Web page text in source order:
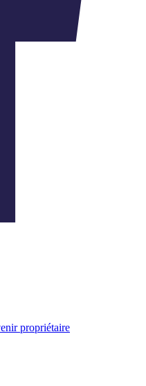
propriétaire